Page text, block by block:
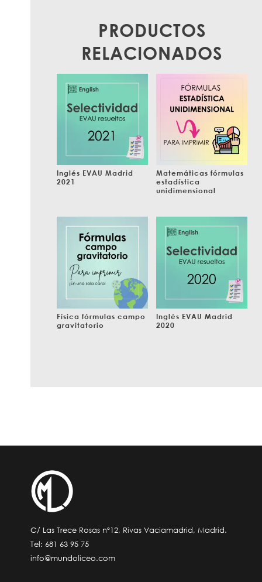
PRODUCTOS
RELACIONADOS
Inglés EVAU Madrid
2021
Matemáticas fórmulas
estadística
unidimensional
Física fórmulas campo
gravitatorio
Inglés EVAU Madrid
2020
C/ Las Trece Rosas nº12, Rivas Vaciamadrid, Madrid.
Tel: 681 63 95 75
info@mundoliceo.com